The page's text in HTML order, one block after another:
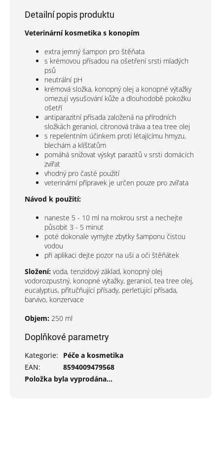
Detailní popis produktu
Veterinární kosmetika s konopím
extra jemný šampon pro štěňata
s krémovou přísadou na ošetření srsti mladých
psů
neutrální pH
krémová složka, konopný olej a konopné výtažky
omezují vysušování kůže a dlouhodobě pokožku
ošetří
antiparazitní přísada založená na přírodních
složkách geraniol, citronová tráva a tea tree olej
s repelentním účinkem proti létajícímu hmyzu,
blechám a klíšťatům
pomáhá snižovat výskyt parazitů v srsti domácích
zvířat
vhodný pro časté použití
veterinární přípravek je určen pouze pro zvířata
Návod k použití:
naneste 5 - 10 ml na mokrou srst a nechejte
působit 3 - 5 minut
poté dokonale vymyjte zbytky šamponu čistou
vodou
při aplikaci dejte pozor na uši a oči štěňátek
Složení: voda, tenzidový základ, konopný olej
vodorozpustný, konopné výtažky, geraniol, tea tree olej,
eucalyptus, přitučňující přísady, perleťující přísada,
barvivo, konzervace
Objem: 250 ml
Doplňkové parametry
Kategorie:
Péče a kosmetika
EAN:
8594009479568
Položka byla vyprodána…